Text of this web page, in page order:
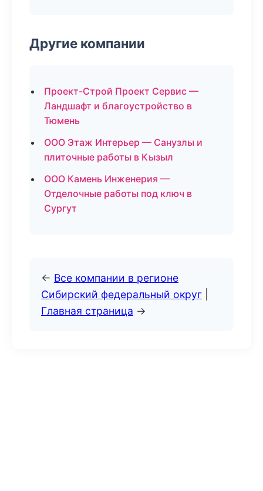
Другие компании
Проект-Строй Проект Сервис —
Ландшафт и благоустройство в
Тюмень
ООО Этаж Интерьер — Санузлы и
плиточные работы в Кызыл
ООО Камень Инженерия —
Отделочные работы под ключ в
Сургут
← Все компании в регионе
Сибирский федеральный округ
Главная страница →